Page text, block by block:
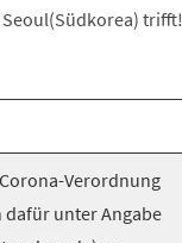
Seoul(Südkorea) trifft!
Verordnung
unter Angabe